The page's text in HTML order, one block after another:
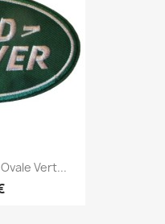
Vert...